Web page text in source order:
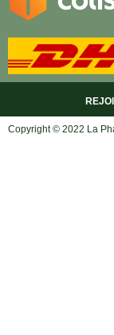
Copyright © 2022 La